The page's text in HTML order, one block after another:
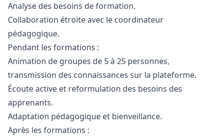
Analyse des besoins de formation.
Collaboration étroite avec le coordinateur
pédagogique.
Pendant les formations :
Animation de groupes de 5 à 25 personnes,
transmission des connaissances sur la plateforme.
Écoute active et reformulation des besoins des
apprenants.
Adaptation pédagogique et bienveillance.
Après les formations :